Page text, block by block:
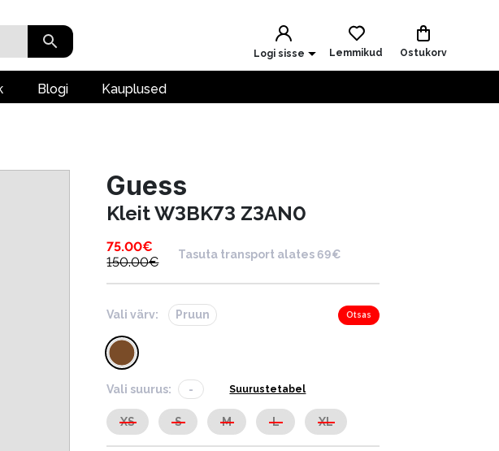
Logi sisse Lemmikud Ostukorv
Blogi Kauplused
Guess
Kleit W3BK73 Z3AN0
75.00€
150.00€
Tasuta transport alates 69€
Vali värv: Pruun Otsas
Vali suurus: - Suurustetabel
XS S M L XL